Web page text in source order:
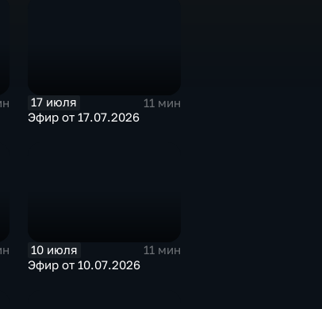
17 июля
11 мин
Эфир от 17.07.2026
10 июля
11 мин
Эфир от 10.07.2026